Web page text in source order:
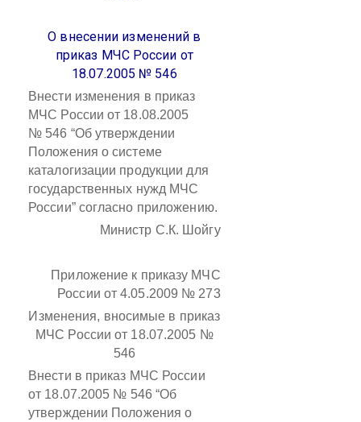
О внесении изменений в
приказ МЧС России от
18.07.2005 № 546
Внести изменения в приказ
МЧС России от 18.08.2005
№ 546 “Об утверждении
Положения о системе
каталогизации продукции для
государственных нужд МЧС
России” согласно приложению.
Министр С.К. Шойгу
Приложение к приказу МЧС
России от 4.05.2009 № 273
Изменения, вносимые в приказ
МЧС России от 18.07.2005 №
546
Внести в приказ МЧС России
от 18.07.2005 № 546 “Об
утверждении Положения о